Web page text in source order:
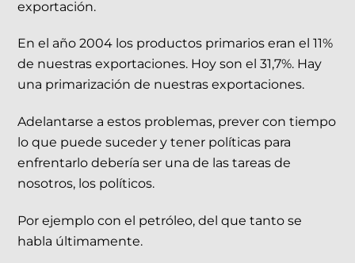
exportación.
En el año 2004 los productos primarios eran el 11%
de nuestras exportaciones. Hoy son el 31,7%. Hay
una primarización de nuestras exportaciones.
Adelantarse a estos problemas, prever con tiempo
lo que puede suceder y tener políticas para
enfrentarlo debería ser una de las tareas de
nosotros, los políticos.
Por ejemplo con el petróleo, del que tanto se
habla últimamente.